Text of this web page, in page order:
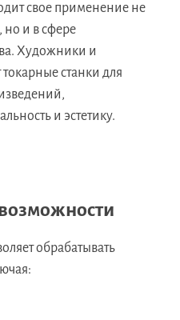
свое применение не
и в сфере
Художники и
станки для
и эстетику.
обрабатывать